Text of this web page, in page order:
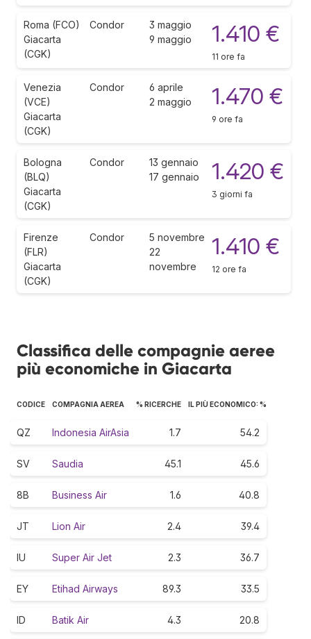
Roma (FCO)
Giacarta
(CGK)
Condor
3 maggio
9 maggio
1.410 €
11 ore fa
Venezia
(VCE)
Giacarta
(CGK)
Condor
6 aprile
2 maggio
1.470 €
9 ore fa
Bologna
(BLQ)
Giacarta
(CGK)
Condor
13 gennaio
17 gennaio
1.420 €
3 giorni fa
Firenze
(FLR)
Giacarta
(CGK)
Condor
5 novembre
22
novembre
1.410 €
12 ore fa
Classifica delle compagnie aeree
più economiche in Giacarta
CODICE COMPAGNIA AEREA % RICERCHE IL PIÙ ECONOMICO: %
QZ Indonesia AirAsia 1.7 54.2
SV Saudia 45.1 45.6
8B Business Air 1.6 40.8
JT Lion Air 2.4 39.4
IU Super Air Jet 2.3 36.7
EY Etihad Airways 89.3 33.5
ID Batik Air 4.3 20.8